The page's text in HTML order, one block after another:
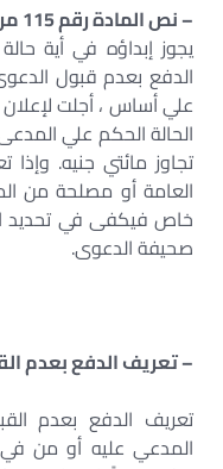
– نص المادة رقم 115 مرافعات : –
يجوز إبداؤه في أية
الدفع بعدم قبول
علي أساس ، أجلت
الحالة الحكم علي
تجاوز مائتي جنيه. وإذا
العامة أو مصلحة من
خاص فيكفى في تحديد
صحيفة الدعوى.
– تعريف الدفع بعدم
تعريف الدفع بعدم
المدعي عليه أو من